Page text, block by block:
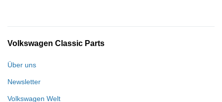
Volkswagen Classic Parts
Über uns
Newsletter
Volkswagen Welt